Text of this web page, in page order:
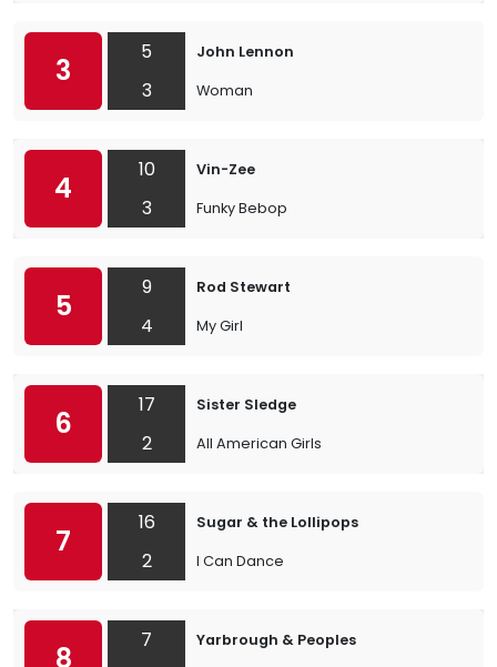
3
5
3
John Lennon
Woman
4
10
3
Vin-Zee
Funky Bebop
5
9
4
Rod Stewart
My Girl
6
17
2
Sister Sledge
All American Girls
7
16
2
Sugar & the Lollipops
I Can Dance
8
7
Yarbrough & Peoples